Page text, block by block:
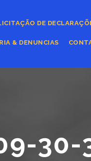
DE
& DENUNCIAS
30-